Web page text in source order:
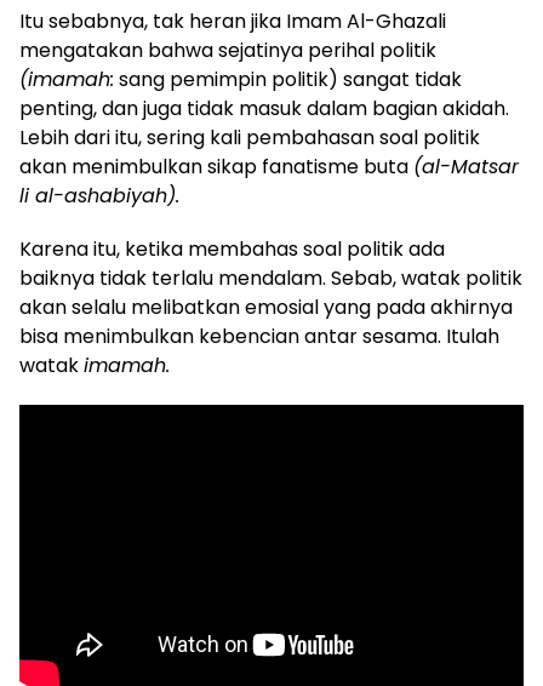
Itu sebabnya, tak heran jika Imam Al-Ghazali
mengatakan bahwa sejatinya perihal politik
(imamah: sang pemimpin politik) sangat tidak
penting, dan juga tidak masuk dalam bagian akidah.
Lebih dari itu, sering kali pembahasan soal politik
akan menimbulkan sikap fanatisme buta (al-Matsar
li al-ashabiyah).
Karena itu, ketika membahas soal politik ada
baiknya tidak terlalu mendalam. Sebab, watak politik
akan selalu melibatkan emosial yang pada akhirnya
bisa menimbulkan kebencian antar sesama. Itulah
watakimamah.